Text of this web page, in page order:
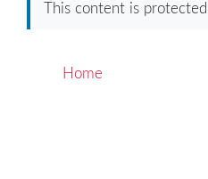
This content is
Home